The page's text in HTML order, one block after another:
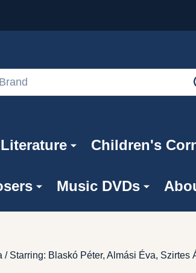
Children's
Music DVDs
Blaskó Péter, Almási Éva,